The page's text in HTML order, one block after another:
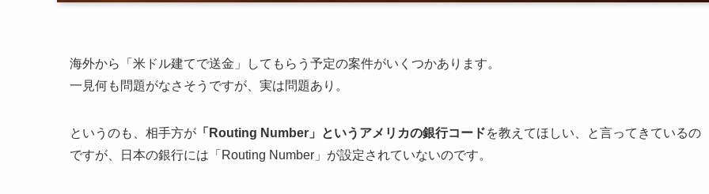
海外から「米ドル建てで送金」してもらう予定の案件がいくつかあります。
一見何も問題がなさそうですが、実は問題あり。
というのも、相手方が 「Routing Number」というアメリカの銀行コードを教えてほしい、と言ってきているの
ですが、日本の銀行には「Routing Number」が設定されていないのです。